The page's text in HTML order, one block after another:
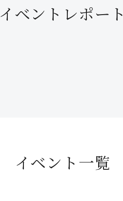
イベントレポート
イベント一覧